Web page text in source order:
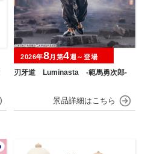
刃牙道 Luminasta ‐範馬勇次郎‐
2026年8月第4週～登場